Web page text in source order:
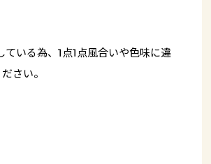
いる為、1点1点風合いや色味に違
さい。